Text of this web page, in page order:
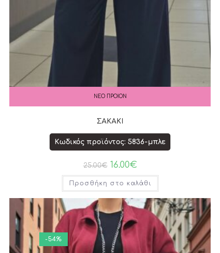
ΝΕΟ ΠΡΟΙΟΝ
ΣΑΚΑΚΙ
Κωδικός προϊόντος: 5836-μπλε
25.00€ 16.00€
Προσθήκη στο καλάθι
-54%